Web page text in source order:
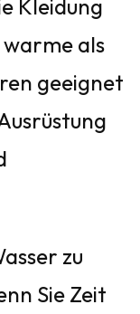
Kleidung
als
geeignet
zu
Sie Zeit